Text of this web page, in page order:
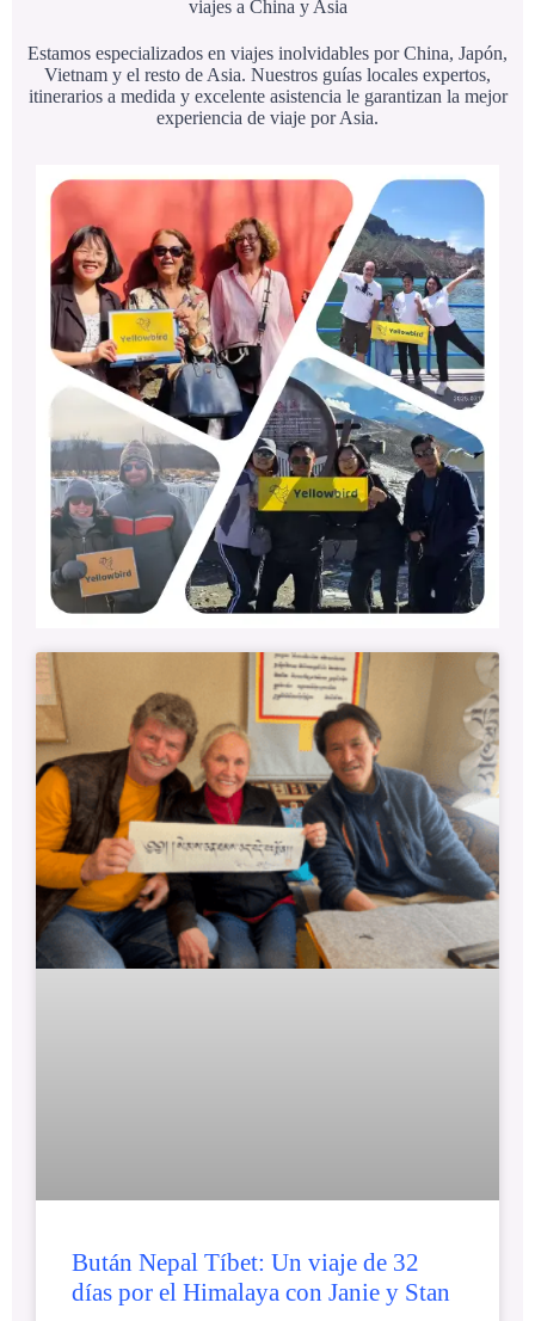
viajes a China y Asia
Estamos especializados en viajes inolvidables por China, Japón,
Vietnam y el resto de Asia. Nuestros guías locales expertos,
itinerarios a medida y excelente asistencia le garantizan la mejor
experiencia de viaje por Asia.
Bután Nepal Tíbet: Un viaje de 32
días por el Himalaya con Janie y Stan